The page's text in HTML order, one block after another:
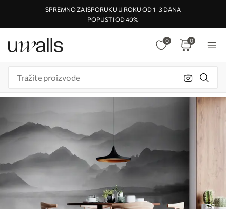
SPREMNO ZA ISPORUKU U ROKU OD 1–3 DANA
POPUSTI OD 40%
0 0